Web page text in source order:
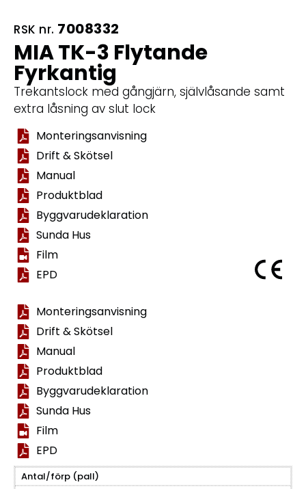
RSK nr. 7008332
MIA TK-3 Flytande
Fyrkantig
Trekantslock med gångjärn, självlåsande samt
extra låsning av slut lock
Monteringsanvisning
Drift & Skötsel
Manual
Produktblad
Byggvarudeklaration
Sunda Hus
Film
EPD
Monteringsanvisning
Drift & Skötsel
Manual
Produktblad
Byggvarudeklaration
Sunda Hus
Film
EPD
Antal/förp (pall)